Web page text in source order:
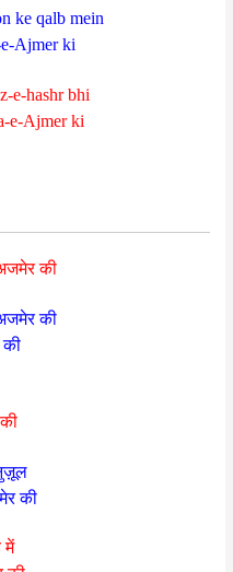
ke qalb mein
e-Ajmer ki
e-hashr bhi
e-Ajmer ki
की
की
की
की
में